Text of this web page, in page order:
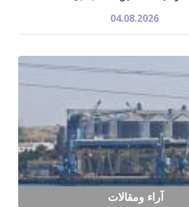
04.08.2026
آراء ومقالات